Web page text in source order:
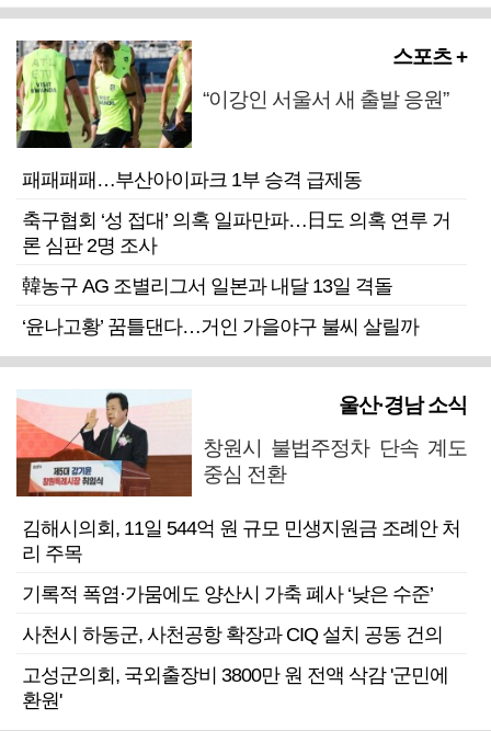
스포츠 +
“이강인 서울서 새 출발 응원”
패패패패…부산아이파크 1부 승격 급제동
축구협회 ‘성 접대’ 의혹 일파만파…日도 의혹 연루 거
론 심판 2명 조사
韓농구 AG 조별리그서 일본과 내달 13일 격돌
‘윤나고황’ 꿈틀댄다…거인 가을야구 불씨 살릴까
울산·경남 소식
창원시 불법주정차 단속 계도
중심 전환
김해시의회, 11일 544억 원 규모 민생지원금 조례안 처
리 주목
기록적 폭염·가뭄에도 양산시 가축 폐사 ‘낮은 수준’
사천시 하동군, 사천공항 확장과 CIQ 설치 공동 건의
고성군의회, 국외출장비 3800만 원 전액 삭감 '군민에
환원'